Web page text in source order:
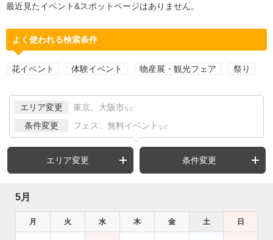
最近見たイベント&スポットページはありません。
よく使われる検索条件
花イベント 体験イベント 物産展・観光フェア 祭り
エリア変更 東京、大阪市 など
条件変更 フェス、無料イベント など
エリア変更 条件変更
5月
月 火 水 木 金 土 日